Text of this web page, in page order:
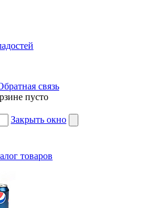
связь
пусто
Закрыть окно